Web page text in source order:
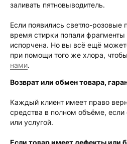
заливать пятновыводитель.
Если появились светло-розовые
время стирки попали
испорчена. Но вы всё ещё
при помощи того же хлора,
нами.
Возврат или обмен товара,
Каждый клиент имеет право
средства в полном объёме, если
или услугой.